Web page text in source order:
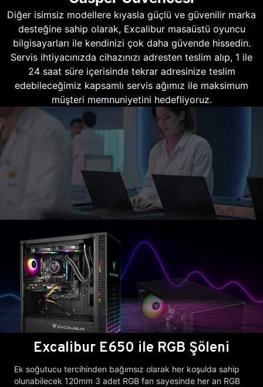
Diğer isimsiz modellere kıyasla güçlü ve güvenilir marka
desteğine sahip olarak, Excalibur masaüstü oyuncu
bilgisayarları ile kendinizi çok daha güvende hissedin.
Servis ihtiyacınızda cihazınızı adresten teslim alıp, 1 ile
24 saat süre içerisinde tekrar adresinize teslim
edebileceğimiz kapsamlı servis ağımız ile maksimum
müşteri memnuniyetini hedefliyoruz.
Excalibur E650 ile RGB Şöleni
Ek soğutucu tercihinden bağımsız olarak her koşulda sahip
olunabilecek 120mm 3 adet RGB fan sayesinde her an RGB